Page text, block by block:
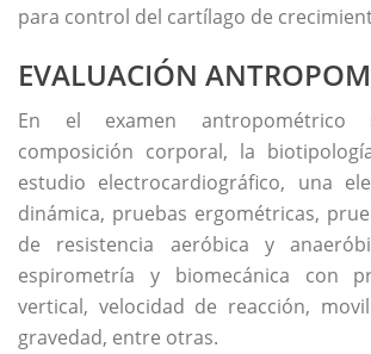
para control del cartílago de
EVALUACIÓN
En el examen antropométrico
composición corporal, la
estudio electrocardiográfico, una
dinámica, pruebas ergométricas,
de resistencia aeróbica y
espirometría y biomecánica con
vertical, velocidad de reacción,
gravedad, entre otras.